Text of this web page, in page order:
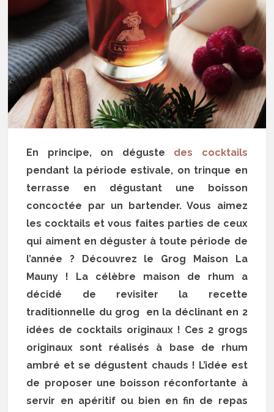
En principe, on déguste des cocktails
pendant la période estivale, on trinque en
terrasse en dégustant une boisson
concoctée par un bartender. Vous aimez
les cocktails et vous faites parties de ceux
qui aiment en déguster à toute période de
l’année ? Découvrez le Grog Maison La
Mauny ! La célèbre maison de rhum a
décidé de revisiter la recette
traditionnelle du grog en la déclinant en 2
idées de cocktails originaux ! Ces 2 grogs
originaux sont réalisés à base de rhum
ambré et se dégustent chauds ! L’idée est
de proposer une boisson réconfortante à
servir en apéritif ou bien en fin de repas